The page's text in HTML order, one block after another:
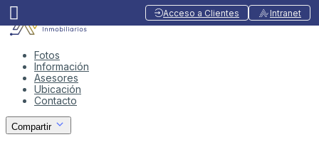
Acceso a Clientes Intranet
Fotos
Información
Asesores
Ubicación
Contacto
Compartir